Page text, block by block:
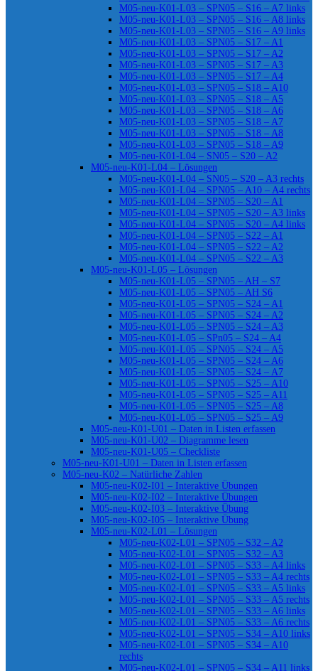
M05-neu-K01-L03 – SPN05 – S16 – A7 links
M05-neu-K01-L03 – SPN05 – S16 – A8 links
M05-neu-K01-L03 – SPN05 – S16 – A9 links
M05-neu-K01-L03 – SPN05 – S17 – A1
M05-neu-K01-L03 – SPN05 – S17 – A2
M05-neu-K01-L03 – SPN05 – S17 – A3
M05-neu-K01-L03 – SPN05 – S17 – A4
M05-neu-K01-L03 – SPN05 – S18 – A10
M05-neu-K01-L03 – SPN05 – S18 – A5
M05-neu-K01-L03 – SPN05 – S18 – A6
M05-neu-K01-L03 – SPN05 – S18 – A7
M05-neu-K01-L03 – SPN05 – S18 – A8
M05-neu-K01-L03 – SPN05 – S18 – A9
M05-neu-K01-L04 – SN05 – S20 – A2
M05-neu-K01-L04 – Lösungen
M05-neu-K01-L04 – SN05 – S20 – A3 rechts
M05-neu-K01-L04 – SPN05 – A10 – A4 rechts
M05-neu-K01-L04 – SPN05 – S20 – A1
M05-neu-K01-L04 – SPN05 – S20 – A3 links
M05-neu-K01-L04 – SPN05 – S20 – A4 links
M05-neu-K01-L04 – SPN05 – S22 – A1
M05-neu-K01-L04 – SPN05 – S22 – A2
M05-neu-K01-L04 – SPN05 – S22 – A3
M05-neu-K01-L05 – Lösungen
M05-neu-K01-L05 – SPN05 – AH – S7
M05-neu-K01-L05 – SPN05 – AH S6
M05-neu-K01-L05 – SPN05 – S24 – A1
M05-neu-K01-L05 – SPN05 – S24 – A2
M05-neu-K01-L05 – SPN05 – S24 – A3
M05-neu-K01-L05 – SPn05 – S24 – A4
M05-neu-K01-L05 – SPN05 – S24 – A5
M05-neu-K01-L05 – SPN05 – S24 – A6
M05-neu-K01-L05 – SPN05 – S24 – A7
M05-neu-K01-L05 – SPN05 – S25 – A10
M05-neu-K01-L05 – SPN05 – S25 – A11
M05-neu-K01-L05 – SPN05 – S25 – A8
M05-neu-K01-L05 – SPN05 – S25 – A9
M05-neu-K01-U01 – Daten in Listen erfassen
M05-neu-K01-U02 – Diagramme lesen
M05-neu-K01-U05 – Checkliste
M05-neu-K01-U01 – Daten in Listen erfassen
M05-neu-K02 – Natürliche Zahlen
M05-neu-K02-I01 – Interaktive Übungen
M05-neu-K02-I02 – Interaktive Übungen
M05-neu-K02-I03 – Interaktive Übung
M05-neu-K02-I05 – Interaktive Übung
M05-neu-K02-L01 – Lösungen
M05-neu-K02-L01 – SPN05 – S32 – A2
M05-neu-K02-L01 – SPN05 – S32 – A3
M05-neu-K02-L01 – SPN05 – S33 – A4 links
M05-neu-K02-L01 – SPN05 – S33 – A4 rechts
M05-neu-K02-L01 – SPN05 – S33 – A5 links
M05-neu-K02-L01 – SPN05 – S33 – A5 rechts
M05-neu-K02-L01 – SPN05 – S33 – A6 links
M05-neu-K02-L01 – SPN05 – S33 – A6 rechts
M05-neu-K02-L01 – SPN05 – S34 – A10 links
M05-neu-K02-L01 – SPN05 – S34 – A10
rechts
M05-neu-K02-L01 – SPN05 – S34 – A11 links